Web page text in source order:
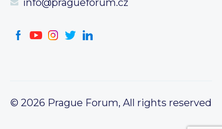
info@pragueforum.cz
© 2026 Prague Forum, All rights reserved